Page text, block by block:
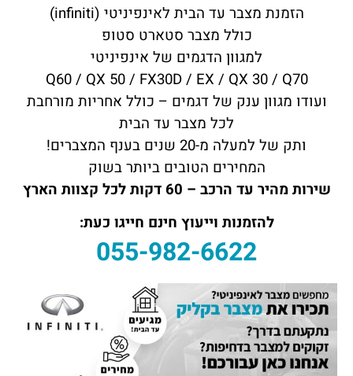
הזמנת מצבר עד הבית לאינפיניטי (infiniti)
כולל מצבר סטארט סטופ
למגוון הדגמים של אינפיניטי
Q60 / QX 50 / FX30D / EX / QX 30 / Q70
ועודו מגוון ענק של דגמים – כולל אחריות מורחבת
לכל מצבר עד הבית
ותק של למעלה מ-20 שנים בענף המצברים!
המחירים הטובים ביותר בשוק
שירות מהיר עד הרכב – 60 דקות לכל קצוות הארץ
להזמנות וייעוץ חינם חייגו כעת:
055-982-6622